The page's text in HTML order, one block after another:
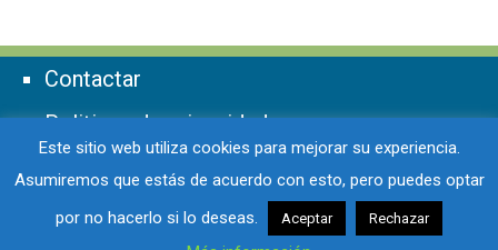
Contactar
Politicas de privacidad
Politicas de cookies
Aviso legal
Este sitio web utiliza cookies para mejorar su experiencia.
Asumiremos que estás de acuerdo con esto, pero puedes optar
por no hacerlo si lo deseas.
Aceptar Rechazar